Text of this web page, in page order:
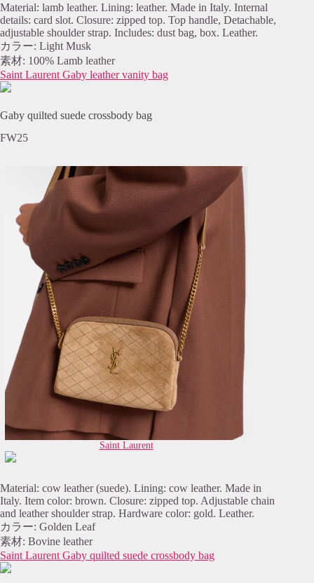
Material: lamb leather. Lining: leather. Made in Italy. Internal
details: card slot. Closure: zipped top. Top handle, Detachable,
adjustable shoulder strap. Includes: dust bag, box. Leather.
カラー: Light Musk
素材: 100% Lamb leather
Saint Laurent Gaby leather vanity bag
Gaby quilted suede crossbody bag
FW25
Saint Laurent
Material: cow leather (suede). Lining: cow leather. Made in
Italy. Item color: brown. Closure: zipped top. Adjustable chain
and leather shoulder strap. Hardware color: gold. Leather.
カラー: Golden Leaf
素材: Bovine leather
Saint Laurent Gaby quilted suede crossbody bag